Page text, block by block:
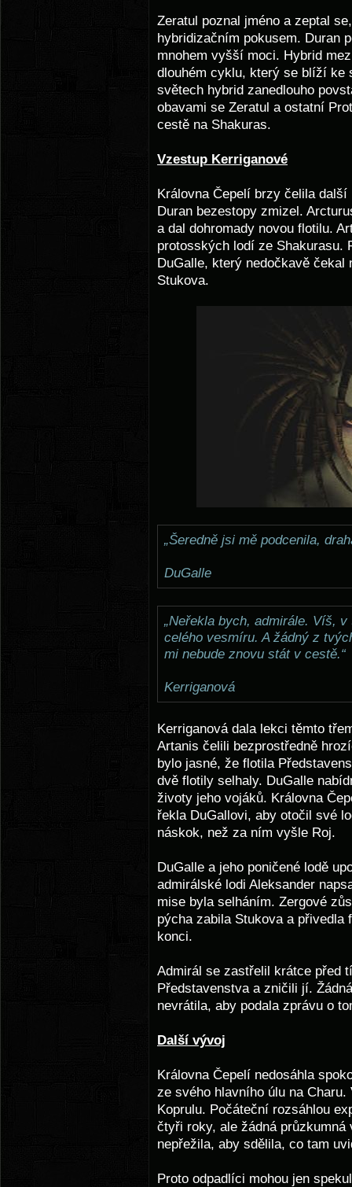
Zeratul poznal jméno a zeptal
hybridizačním pokusem. Duran
mnohem vyšší moci. Hybrid
dlouhém cyklu, který se blíží
světech hybrid zanedlouho
obavami se Zeratul a ostatní
cestě na Shakuras.
Vzestup Kerriganové
Královna Čepelí brzy čelila
Duran bezestopy zmizel.
a dal dohromady novou flotilu.
protosských lodí ze Shakurasu.
DuGalle, který nedočkavě
Stukova.
„Šeredně jsi mě podcenila,
DuGalle
„Neřekla bych, admirále. Víš,
celého vesmíru. A žádný z
mi nebude znovu stát v cestě.“
Kerriganová
Kerriganová dala lekci těmto
Artanis čelili bezprostředně
bylo jasné, že flotila
dvě flotily selhaly. DuGalle
životy jeho vojáků. Královna
řekla DuGallovi, aby otočil své
náskok, než za ním vyšle Roj.
DuGalle a jeho poničené lodě
admirálské lodi Aleksander
mise byla selháním. Zergové
pýcha zabila Stukova a
konci.
Admirál se zastřelil krátce před
Představenstva a zničili jí.
nevrátila, aby podala zprávu o
Další vývoj
Královna Čepelí nedosáhla
ze svého hlavního úlu na
Koprulu. Počáteční rozsáhlou
čtyři roky, ale žádná
nepřežila, aby sdělila, co tam
Proto odpadlíci mohou jen